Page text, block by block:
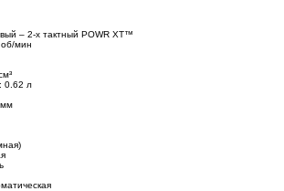
– 2-х тактный POWR XT™
мин
0.62 л
мм